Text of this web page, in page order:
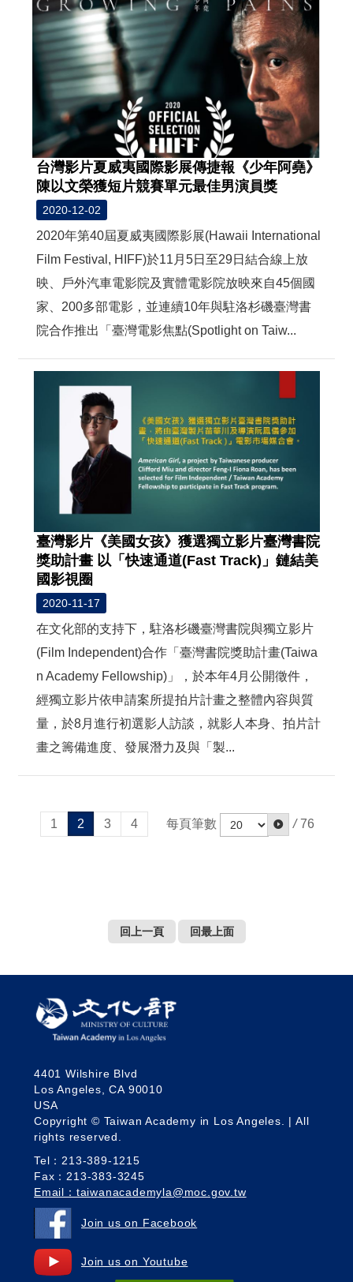
台灣影片夏威夷國際影展傳捷報《少年阿堯》
陳以文榮獲短片競賽單元最佳男演員獎
2020-12-02
2020年第40屆夏威夷國際影展(Hawaii International
Film Festival, HIFF)於11月5日至29日結合線上放
映、戶外汽車電影院及實體電影院放映來自45個國
家、200多部電影，並連續10年與駐洛杉磯臺灣書
院合作推出「臺灣電影焦點(Spotlight on Taiw...
臺灣影片《美國女孩》獲選獨立影片臺灣書院
獎助計畫 以「快速通道(Fast Track)」鏈結美
國影視圈
2020-11-17
在文化部的支持下，駐洛杉磯臺灣書院與獨立影片
(Film Independent)合作「臺灣書院獎助計畫(Taiwa
n Academy Fellowship)」，於本年4月公開徵件，
經獨立影片依申請案所提拍片計畫之整體內容與質
量，於8月進行初選影人訪談，就影人本身、拍片計
畫之籌備進度、發展潛力及與「製...
1 2 3 4 每頁筆數 / 76
回上一頁 回最上面
4401 Wilshire Blvd
Los Angeles, CA 90010
USA
Copyright © Taiwan Academy in Los Angeles. | All
rights reserved.
Tel：213-389-1215
Fax：213-383-3245
Email：taiwanacademyla@moc.gov.tw
Join us on Facebook
Join us on Youtube